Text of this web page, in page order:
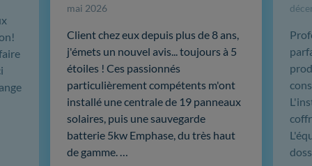
mai 2026
Client chez eux depuis plus de 8 ans,
j'émets un nouvel avis... toujours à 5
étoiles ! Ces passionnés
particulièrement compétents m'ont
installé une centrale de 19 panneaux
solaires, puis une sauvegarde
batterie 5kw Emphase, du très haut
de gamme. …